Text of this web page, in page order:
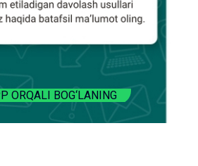
ORQALI BOG‘LANING